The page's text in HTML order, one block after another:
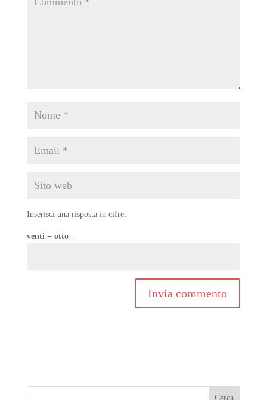
Inserisci una risposta in cifre:
venti − otto =